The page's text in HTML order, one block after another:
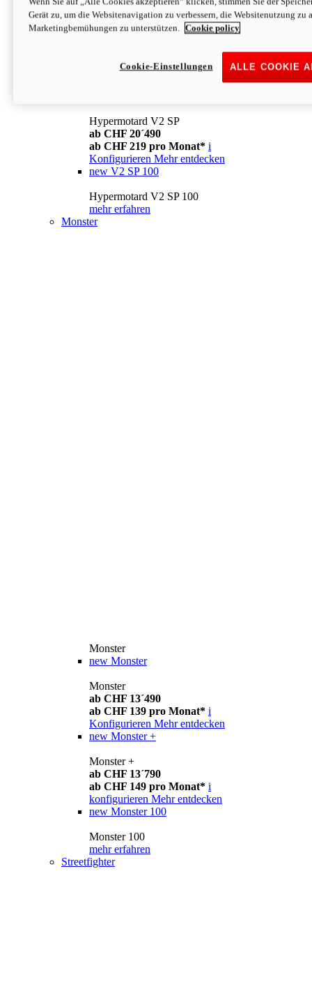
Konfigurieren Mehr entdecken
newV2
ab CHF 169 pro Monat* i
Mehr entdecken
Hypermotard V2 SP
ab CHF 20´490
ab CHF 219 pro Monat* i
Konfigurieren Mehr entdecken
new V2 SP 100
Hypermotard V2 SP 100
mehr erfahren
Monster
Monster
new Monster
Monster
ab CHF 13´490
ab CHF 139 pro Monat* i
Konfigurieren Mehr entdecken
new Monster +
Monster +
ab CHF 13´790
ab CHF 149 pro Monat* i
konfigurieren Mehr entdecken
new Monster 100
Monster 100
mehr erfahren
Streetfighter
Gerät zu, um die Websitenavigation zu verbessern, die Websitenutzung zu
Marketingbemühungen zu unterstützen.
Cookie policy
ALLE COOKIE
Cookie-Einstellungen